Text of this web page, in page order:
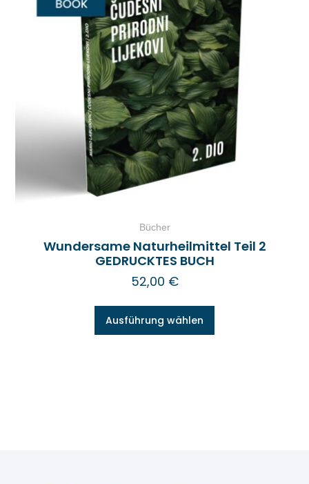
Bücher
Wundersame Naturheilmittel Teil 2
GEDRUCKTES BUCH
52,00 €
Ausführung wählen